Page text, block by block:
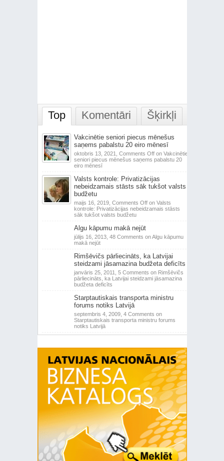
Top Komentāri Šķirkļi
Vakcinētie seniori piecus mēnešus
saņems pabalstu 20 eiro mēnesī
oktobris 13, 2021, Comments Offon Vakcinētie
seniori piecus mēnešus saņems pabalstu 20
eiro mēnesī
Valsts kontrole: Privatizācijas
nebeidzamais stāsts sāk tukšot valsts
budžetu
maijs 16, 2019, Comments Offon Valsts
kontrole: Privatizācijas nebeidzamais stāsts
sāk tukšot valsts budžetu
Algu kāpumu makā nejūt
jūlijs 16, 2013, 48 Comments on Algu kāpumu
makā nejūt
Rimšēvičs pārliecināts, ka Latvijai
steidzami jāsamazina budžeta deficīts
janvāris 25, 2011, 5 Comments on Rimšēvičs
pārliecināts, ka Latvijai steidzami jāsamazina
budžeta deficīts
Starptautiskais transporta ministru
forums notiks Latvijā
septembris 4, 2009, 4 Comments on
Starptautiskais transporta ministru forums
notiks Latvijā